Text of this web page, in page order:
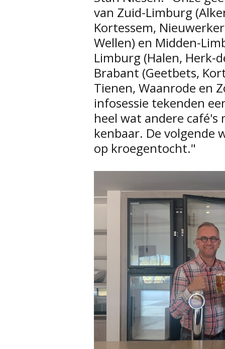
van Zuid-Limburg
Kortessem,
Wellen) en Midden-
Limburg (Halen, Herk-
Brabant (Geetbets,
Tienen, Waanrode en
infosessie tekenden
heel wat andere
kenbaar. De volgende
op kroegentocht."